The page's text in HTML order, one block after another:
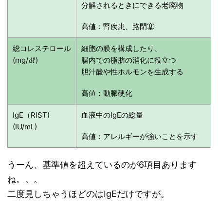
分解されるときにできる老廃物
高値：腎疾患、路閉塞
総コレステロール
(mg/㎗)
細胞の膜を構成したり、
腸内での脂肪の消化に役立つ
胆汁酸や性ホルモンを生成する
高値：動脈硬化
IgE（RIST)
(IU/mL)
血液中のIgEの総量
高値：アレルギーが強いことを示す
うーん、基準値を超えているのが6項目あります
ね。。。
二度見しちゃうほどのはIgEだけですが。